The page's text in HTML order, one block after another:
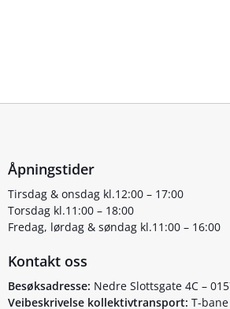
Åpningstider
Tirsdag & onsdag kl.12:00 – 17:00
Torsdag kl.11:00 – 18:00
Fredag, lørdag & søndag kl.11:00 – 16:00
Kontakt oss
Besøksadresse: Nedre Slottsgate 4C –
Veibeskrivelse kollektivtransport: T-